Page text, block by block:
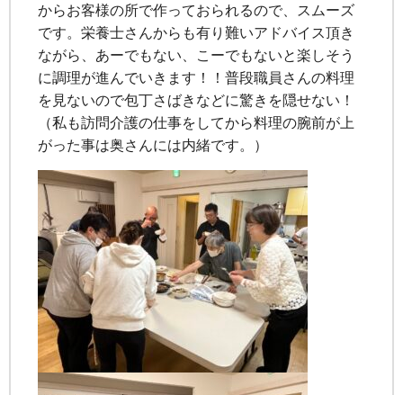
からお客様の所で作っておられるので、スムーズ
です。栄養士さんからも有り難いアドバイス頂き
ながら、あーでもない、こーでもないと楽しそう
に調理が進んでいきます！！普段職員さんの料理
を見ないので包丁さばきなどに驚きを隠せない！
（私も訪問介護の仕事をしてから料理の腕前が上
がった事は奥さんには内緒です。）